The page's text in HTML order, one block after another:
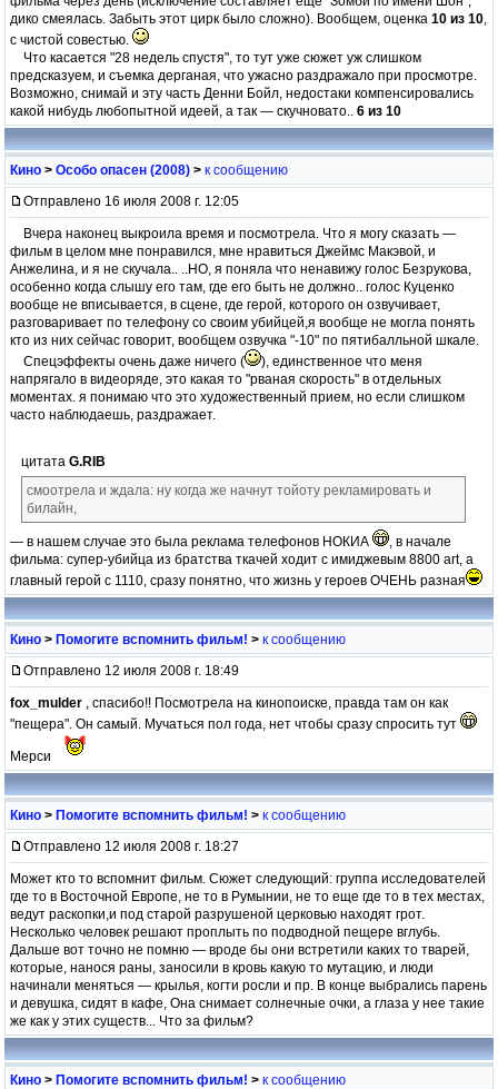
дико смеялась. Забыть этот цирк было сложно). Вообщем, оценка 10 из 10,
с чистой совестью.
Что касается "28 недель спустя", то тут уже сюжет уж слишком
предсказуем, и съемка дерганая, что ужасно раздражало при просмотре.
Возможно, снимай и эту часть Денни Бойл, недостаки компенсировались
какой нибудь любопытной идеей, а так — скучновато.. 6 из 10
Кино > Особо опасен (2008) > к сообщению
Отправлено 16 июля 2008 г. 12:05
Вчера наконец выкроила время и посмотрела. Что я могу сказать —
фильм в целом мне понравился, мне нравиться Джеймс Макэвой, и
Анжелина, и я не скучала.. ..НО, я поняла что ненавижу голос Безрукова,
особенно когда слышу его там, где его быть не должно.. голос Куценко
вообще не вписывается, в сцене, где герой, которого он озвучивает,
разговаривает по телефону со своим убийцей,я вообще не могла понять
кто из них сейчас говорит, вообщем озвучка "-10" по пятибалльной шкале.
Спецэффекты очень даже ничего (
), единственное что меня
напрягало в видеоряде, это какая то "рваная скорость" в отдельных
моментах. я понимаю что это художественный прием, но если слишком
часто наблюдаешь, раздражает.
цитата G.RIB
смоотрела и ждала: ну когда же начнут тойоту рекламировать и
билайн,
— в нашем случае это была реклама телефонов НОКИА
, в начале
фильма: супер-убийца из братства ткачей ходит с имиджевым 8800 art, а
главный герой с 1110, сразу понятно, что жизнь у героев ОЧЕНЬ разная
Кино > Помогите вспомнить фильм! > к сообщению
Отправлено 12 июля 2008 г. 18:49
fox_mulder , спасибо!! Посмотрела на кинопоиске, правда там он как
"пещера". Он самый. Мучаться пол года, нет чтобы сразу спросить тут
Мерси
Кино > Помогите вспомнить фильм! > к сообщению
Отправлено 12 июля 2008 г. 18:27
Может кто то вспомнит фильм. Сюжет следующий: группа исследователей
где то в Восточной Европе, не то в Румынии, не то еще где то в тех местах,
ведут раскопки,и под старой разрушеной церковью находят грот.
Несколько человек решают проплыть по подводной пещере вглубь.
Дальше вот точно не помню — вроде бы они встретили каких то тварей,
которые, нанося раны, заносили в кровь какую то мутацию, и люди
начинали меняться — крылья, когти росли и пр. В конце выбрались парень
и девушка, сидят в кафе, Она снимает солнечные очки, а глаза у нее такие
же как у этих существ... Что за фильм?
Кино > Помогите вспомнить фильм! > к сообщению